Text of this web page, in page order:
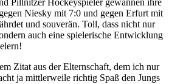
Pillnitzer Hockeyspieler gewannen ihre
Niesky mit 7:0 und gegen Erfurt mit
und souverän. Toll, dass nicht nur
auch eine spielerische Entwicklung
Zitat aus der Elternschaft, dem ich nur
ja mittlerweile richtig Spaß den Jungs